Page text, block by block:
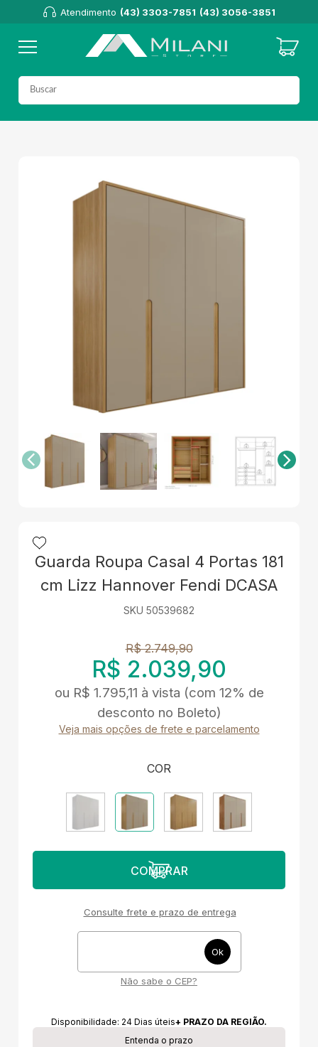
Atendimento (43) 3303-7851 (43) 3056-3851
Guarda Roupa Casal 4 Portas 181
cm Lizz Hannover Fendi DCASA
SKU 50539682
R$ 2.749,90
R$ 2.039,90
ou R$ 1.795,11 à vista (com 12% de
desconto no Boleto)
Veja mais opções de frete e parcelamento
COR
Consulte frete e prazo de entrega
Não sabe o CEP?
Disponibilidade: 24 Dias úteis+ PRAZO DA REGIÃO.
Entenda o prazo